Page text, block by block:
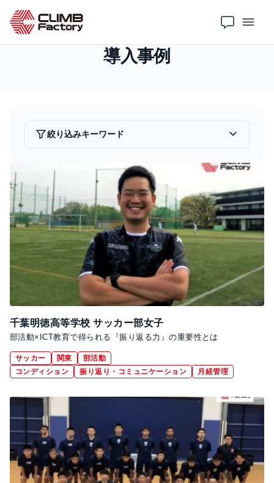
ホーム
導入事例
千葉明徳高等学校 サッカー部女子
部活動×ICT教育で得られる『振り返る力』の重要性とは
サッカー 関東
部活動
コンディション
振り返り・コミュニケーション 月経管理
絞り込みキーワード